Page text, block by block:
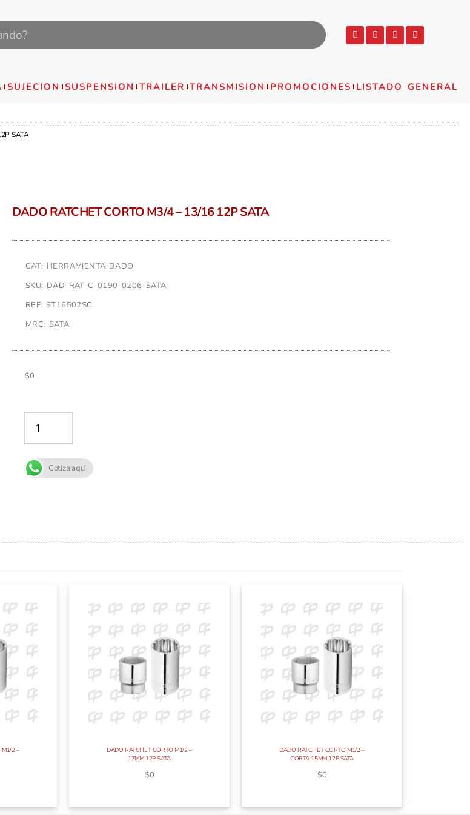
SUJECION SUSPENSION TRAILER TRANSMISION PROMOCIONES LISTADO GENERAL
SATA
DADO RATCHET CORTO M3/4 – 13/16 12P SATA
CAT: HERRAMIENTA DADO
SKU: DAD-RAT-C-0190-0206-SATA
REF: ST16502SC
MRC: SATA
$0
Cotiza aqui
M1/2 –
DADO RATCHET CORTO M1/2 –
17MM 12P SATA
$0
DADO RATCHET CORTO M1/2 –
CORTA 15MM 12P SATA
$0